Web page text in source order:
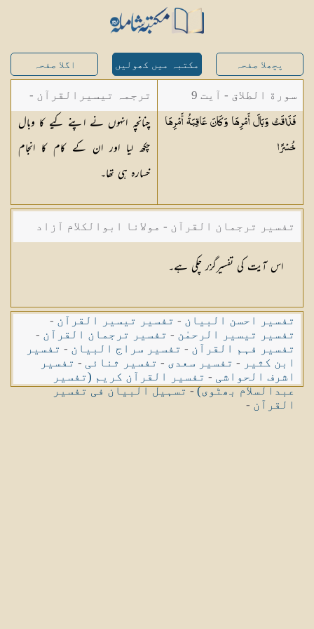
پچھلا صفحہ مکتبہ میں کھولیں اگلا صفحہ
سورة الطلاق - آیت 9
فَذَاقَتْ وَبَالَ أَمْرِهَا وَكَانَ عَاقِبَةُ أَمْرِهَا
خُسْرًا
ترجمہ تیسیرالقرآن -
مولانا عبد الرحمن
کیلانی
چنانچہ انہوں نے اپنے کیے کا وبال
چکھ لیا اور ان کے کام کا انجام
خسارہ ہی تھا۔
تفسیر ترجمان القرآن - مولانا ابوالکلام آزاد
اس آیت کی تفسیرگزر چکی ہے۔
تفسیر احسن البیان - تفسیر تیسیر القرآن -
تفسیر تیسیر الرحمٰن - تفسیر ترجمان القرآن -
تفسیر فہم القرآن - تفسیر سراج البیان - تفسیر
ابن کثیر - تفسیر سعدی - تفسیر ثنائی - تفسیر
اشرف الحواشی - تفسیر القرآن کریم (تفسیر
عبدالسلام بھٹوی)-تسہیل البیان فی تفسیر
القرآن -